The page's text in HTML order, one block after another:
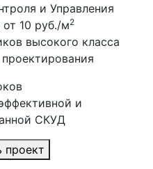
и Управления
10 руб./м2
высокого класса
и
СКУД
проект